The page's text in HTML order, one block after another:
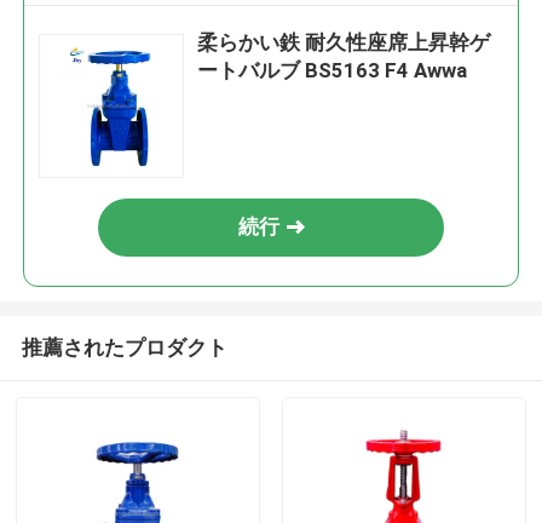
柔らかい鉄 耐久性座席上昇幹ゲ
ートバルブ BS5163 F4 Awwa
続行
推薦されたプロダクト